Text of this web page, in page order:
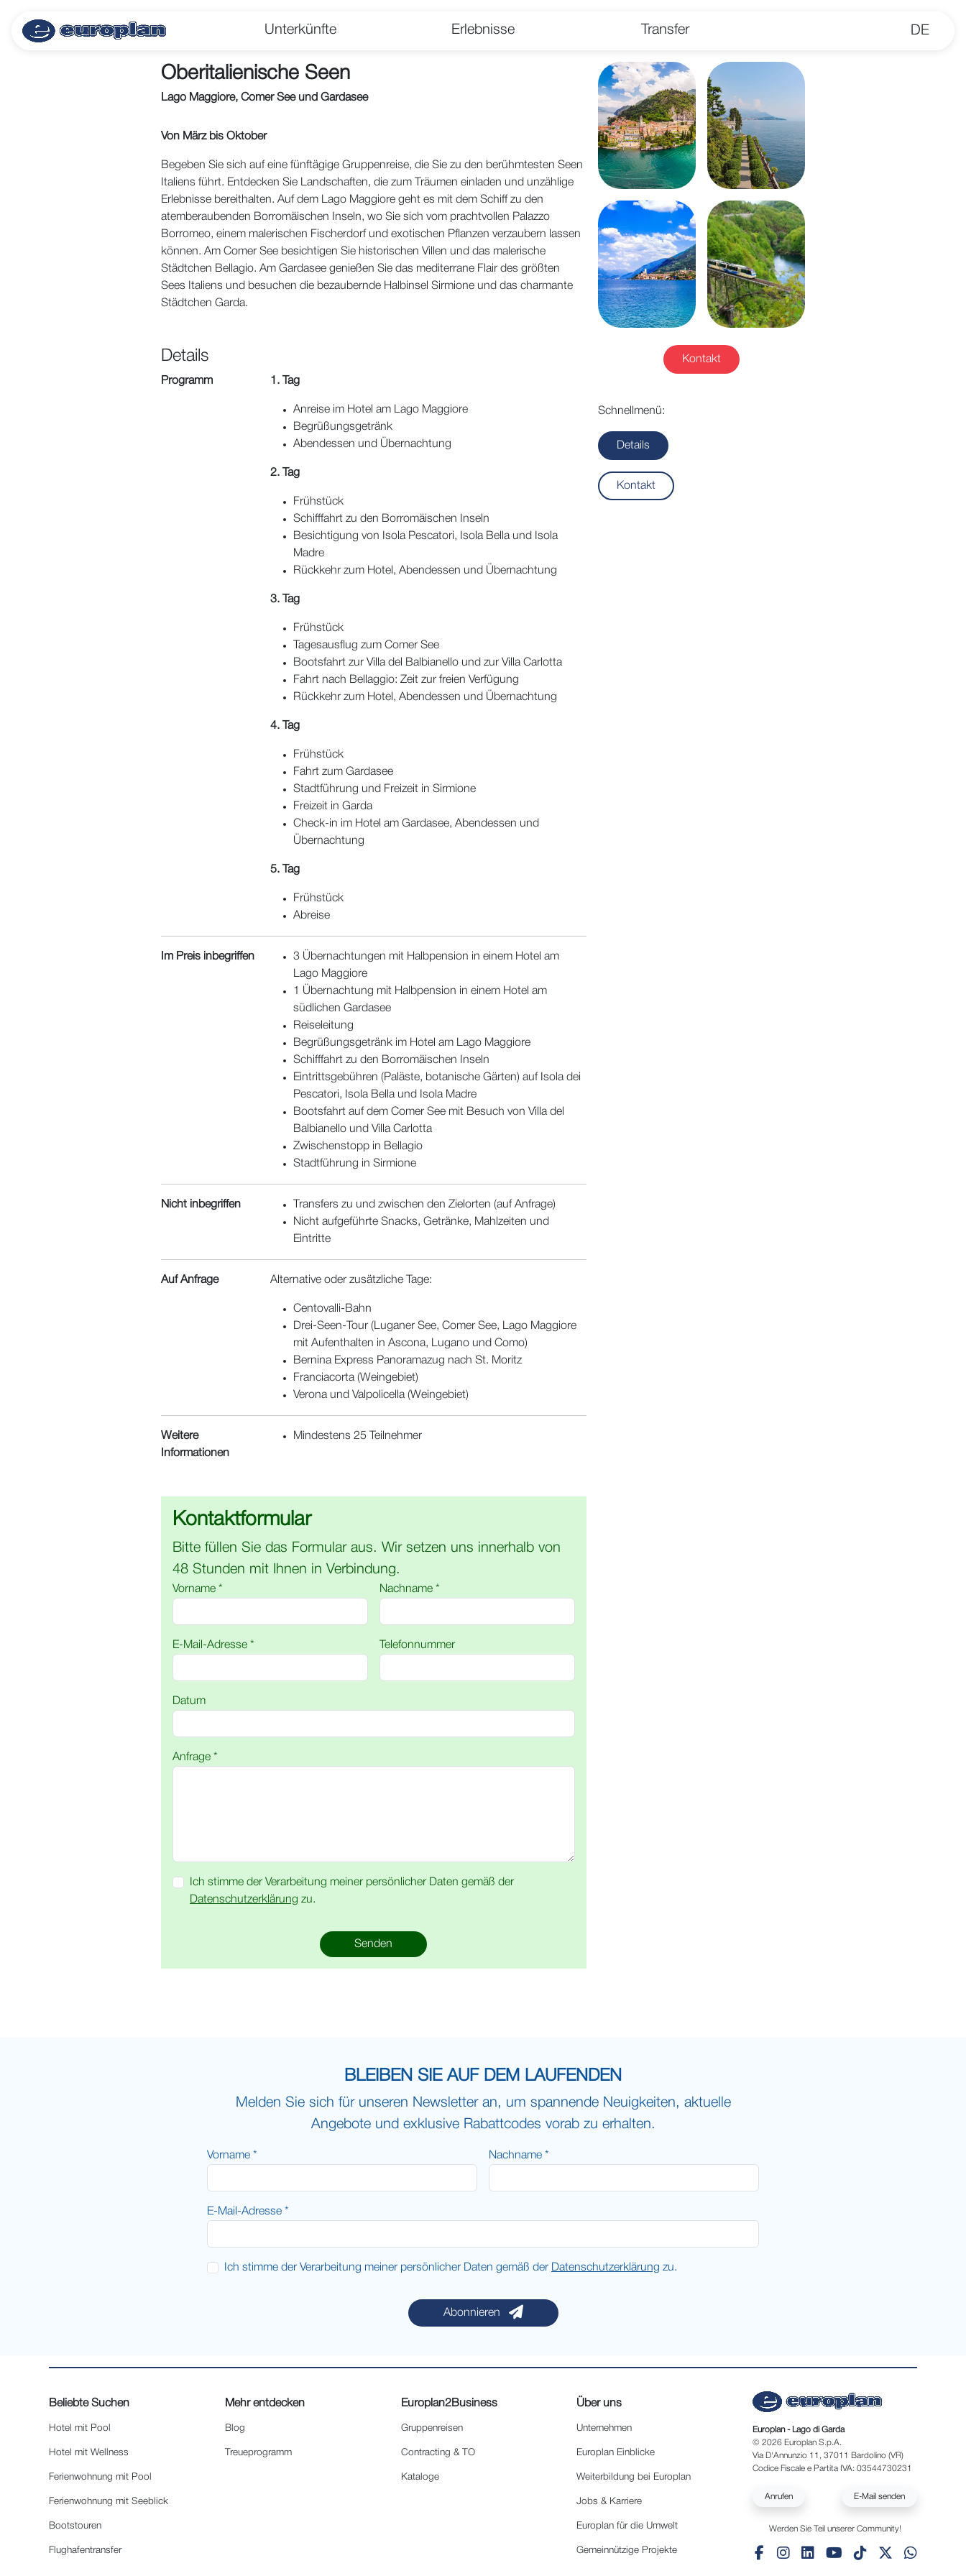
Unterkünfte Erlebnisse Transfer DE
Oberitalienische Seen
Lago Maggiore, Comer See und Gardasee
Von März bis Oktober
Begeben Sie sich auf eine fünftägige Gruppenreise, die Sie zu den berühmtesten Seen
Italiens führt. Entdecken Sie Landschaften, die zum Träumen einladen und unzählige
Erlebnisse bereithalten. Auf dem Lago Maggiore geht es mit dem Schiff zu den
atemberaubenden Borromäischen Inseln, wo Sie sich vom prachtvollen Palazzo
Borromeo, einem malerischen Fischerdorf und exotischen Pflanzen verzaubern lassen
können. Am Comer See besichtigen Sie historischen Villen und das malerische
Städtchen Bellagio. Am Gardasee genießen Sie das mediterrane Flair des größten
Sees Italiens und besuchen die bezaubernde Halbinsel Sirmione und das charmante
Städtchen Garda.
Details
Programm 1. Tag
Anreise im Hotel am Lago Maggiore
Begrüßungsgetränk
Abendessen und Übernachtung
2. Tag
Frühstück
Schifffahrt zu den Borromäischen Inseln
Besichtigung von Isola Pescatori, Isola Bella und Isola
Madre
Rückkehr zum Hotel, Abendessen und Übernachtung
3. Tag
Frühstück
Tagesausflug zum Comer See
Bootsfahrt zur Villa del Balbianello und zur Villa Carlotta
Fahrt nach Bellaggio: Zeit zur freien Verfügung
Rückkehr zum Hotel, Abendessen und Übernachtung
4. Tag
Frühstück
Fahrt zum Gardasee
Stadtführung und Freizeit in Sirmione
Freizeit in Garda
Check-in im Hotel am Gardasee, Abendessen und
Übernachtung
5. Tag
Frühstück
Abreise
Im Preis inbegriffen
3 Übernachtungen mit Halbpension in einem Hotel am
Lago Maggiore
1 Übernachtung mit Halbpension in einem Hotel am
südlichen Gardasee
Reiseleitung
Begrüßungsgetränk im Hotel am Lago Maggiore
Schifffahrt zu den Borromäischen Inseln
Eintrittsgebühren (Paläste, botanische Gärten) auf Isola dei
Pescatori, Isola Bella und Isola Madre
Bootsfahrt auf dem Comer See mit Besuch von Villa del
Balbianello und Villa Carlotta
Zwischenstopp in Bellagio
Stadtführung in Sirmione
Nicht inbegriffen
Transfers zu und zwischen den Zielorten (auf Anfrage)
Nicht aufgeführte Snacks, Getränke, Mahlzeiten und
Eintritte
Auf Anfrage Alternative oder zusätzliche Tage:
Centovalli-Bahn
Drei-Seen-Tour (Luganer See, Comer See, Lago Maggiore
mit Aufenthalten in Ascona, Lugano und Como)
Bernina Express Panoramazug nach St. Moritz
Franciacorta (Weingebiet)
Verona und Valpolicella (Weingebiet)
Weitere
Informationen
Mindestens 25 Teilnehmer
Kontaktformular
Bitte füllen Sie das Formular aus. Wir setzen uns innerhalb von
48 Stunden mit Ihnen in Verbindung.
Vorname * Nachname *
E-Mail-Adresse * Telefonnummer
Datum
Anfrage *
Ich stimme der Verarbeitung meiner persönlicher Daten gemäß der
Datenschutzerklärung zu.
Senden
Kontakt
Schnellmenü:
Details
Kontakt
BLEIBEN SIE AUF DEM LAUFENDEN
Melden Sie sich für unseren Newsletter an, um spannende Neuigkeiten, aktuelle
Angebote und exklusive Rabattcodes vorab zu erhalten.
Vorname * Nachname *
E-Mail-Adresse *
Ich stimme der Verarbeitung meiner persönlicher Daten gemäß der Datenschutzerklärung zu.
Abonnieren
Beliebte Suchen
Hotel mit Pool
Hotel mit Wellness
Ferienwohnung mit Pool
Ferienwohnung mit Seeblick
Bootstouren
Flughafentransfer
Mehr entdecken
Blog
Treueprogramm
Europlan2Business
Gruppenreisen
Contracting & TO
Kataloge
Über uns
Unternehmen
Europlan Einblicke
Weiterbildung bei Europlan
Jobs & Karriere
Europlan für die Umwelt
Gemeinnützige Projekte
Europlan - Lago di Garda
© 2026 Europlan S.p.A.
Via D'Annunzio 11, 37011 Bardolino (VR)
Codice Fiscale e Partita IVA: 03544730231
Anrufen E-Mail senden
Werden Sie Teil unserer Community!